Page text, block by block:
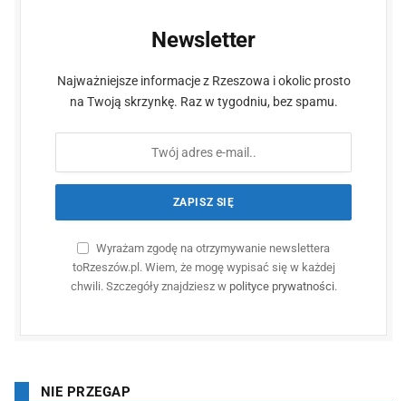
Newsletter
Najważniejsze informacje z Rzeszowa i okolic prosto
na Twoją skrzynkę. Raz w tygodniu, bez spamu.
Wyrażam zgodę na otrzymywanie newslettera
toRzeszów.pl. Wiem, że mogę wypisać się w każdej
chwili. Szczegóły znajdziesz w polityce prywatności.
NIE PRZEGAP